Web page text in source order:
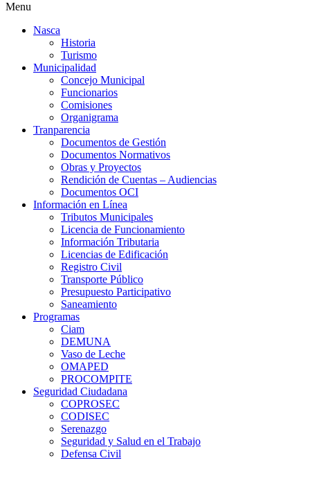
Menu
Nasca
Historia
Turismo
Municipalidad
Concejo Municipal
Funcionarios
Comisiones
Organigrama
Tranparencia
Documentos de Gestión
Documentos Normativos
Obras y Proyectos
Rendición de Cuentas – Audiencias
Documentos OCI
Información en Línea
Tributos Municipales
Licencia de Funcionamiento
Información Tributaria
Licencias de Edificación
Registro Civil
Transporte Público
Presupuesto Participativo
Saneamiento
Programas
Ciam
DEMUNA
Vaso de Leche
OMAPED
PROCOMPITE
Seguridad Ciudadana
COPROSEC
CODISEC
Serenazgo
Seguridad y Salud en el Trabajo
Defensa Civil